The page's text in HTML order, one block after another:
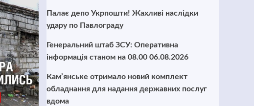
Палає депо Укрпошти! Жахливі наслідки
удару по Павлограду
Генеральний штаб ЗСУ: Оперативна
інформація станом на 08.00 06.08.2026
Кам’янське отримало новий комплект
обладнання для надання державних послуг
вдома